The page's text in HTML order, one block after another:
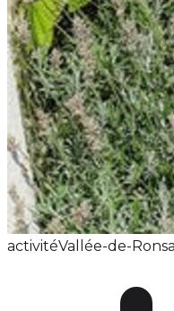
activitéVallée-de-